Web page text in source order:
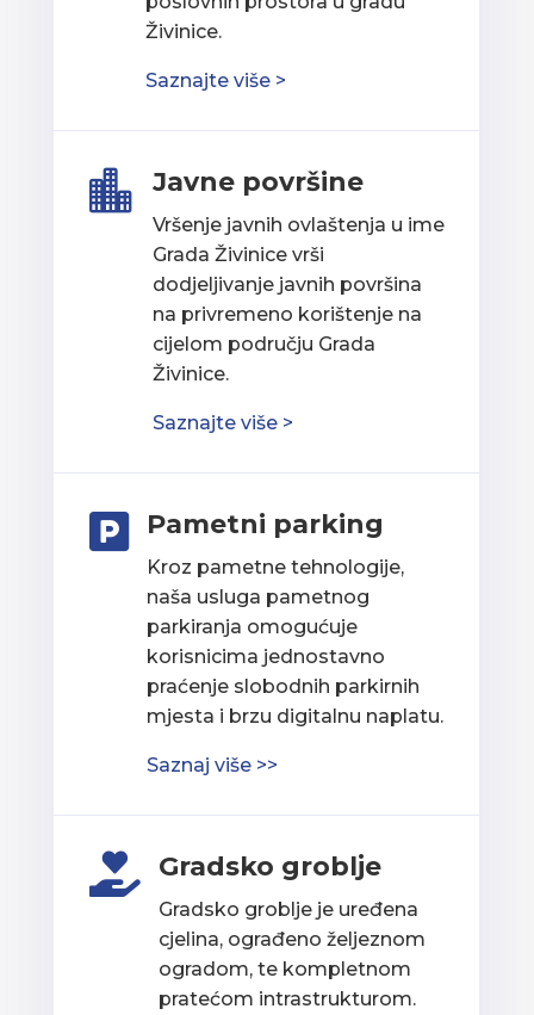
Živinice.
Saznajte više >
 Javne površine
Vršenje javnih ovlaštenja u ime
Grada Živinice vrši
dodjeljivanje javnih površina
na privremeno korištenje na
cijelom području Grada
Živinice.
Saznajte više >
 Pametni parking
Kroz pametne tehnologije,
naša usluga pametnog
parkiranja omogućuje
korisnicima jednostavno
praćenje slobodnih parkirnih
mjesta i brzu digitalnu naplatu.
Saznaj više >>
 Gradsko groblje
Gradsko groblje je uređena
cjelina, ograđeno željeznom
ogradom, te kompletnom
pratećom intrastrukturom.